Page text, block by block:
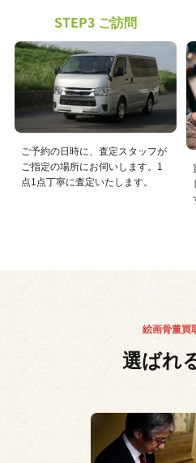
STEP3 ご訪問
ご予約の日時に、査定スタッフが
ご指定の場所にお伺いします。1
点1点丁寧に査定いたします。
絵画骨董買
選ばれ